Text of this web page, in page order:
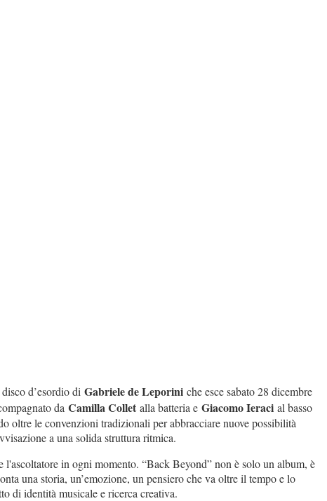
disco d’esordio di Gabriele de Leporini che esce sabato 28 dicembre
da Camilla Collet alla batteria e Giacomo Ieraci al basso
oltre le convenzioni tradizionali per abbracciare nuove possibilità
a una solida struttura ritmica.
in ogni momento. “Back Beyond” non è solo un album, è
una storia, un’emozione, un pensiero che va oltre il tempo e lo
di identità musicale e ricerca creativa.